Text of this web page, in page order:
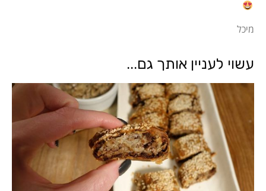
מיכל
עשוי לעניין אותך גם...